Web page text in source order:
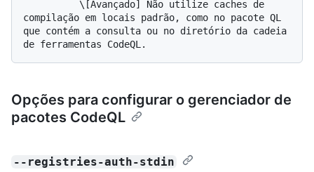
compilação em locais padrão, como no pacote QL
que contém a consulta ou no diretório da cadeia
Opções para configurar o gerenciador de
pacotes CodeQL
--registries-auth-stdin